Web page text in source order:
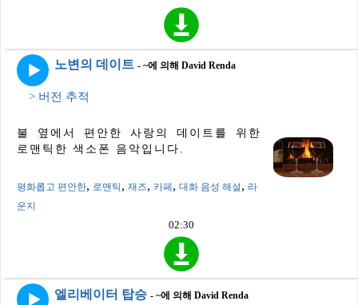
노변의 데이트 - ~에 의해 David Renda
> 버전 추적
불 옆에서 편안한 사랑의 데이트를 위한
로맨틱한 색소폰 음악입니다.
평화롭고 편안한, 로맨틱 , 재즈, 카페 , 대화 음성 해설 , 라
운지
02:30
엘리베이터 탑승 - ~에 의해 David Renda